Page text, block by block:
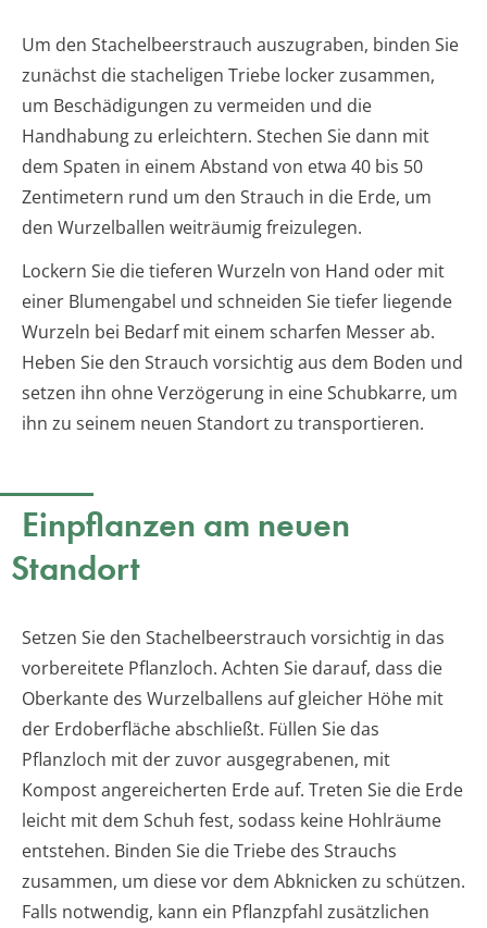
Um den Stachelbeerstrauch auszugraben, binden Sie
zunächst die stacheligen Triebe locker zusammen,
um Beschädigungen zu vermeiden und die
Handhabung zu erleichtern. Stechen Sie dann mit
dem Spaten in einem Abstand von etwa 40 bis 50
Zentimetern rund um den Strauch in die Erde, um
den Wurzelballen weiträumig freizulegen.
Lockern Sie die tieferen Wurzeln von Hand oder mit
einer Blumengabel und schneiden Sie tiefer liegende
Wurzeln bei Bedarf mit einem scharfen Messer ab.
Heben Sie den Strauch vorsichtig aus dem Boden und
setzen ihn ohne Verzögerung in eine Schubkarre, um
ihn zu seinem neuen Standort zu transportieren.
Einpflanzen am neuen
Standort
Setzen Sie den Stachelbeerstrauch vorsichtig in das
vorbereitete Pflanzloch. Achten Sie darauf, dass die
Oberkante des Wurzelballens auf gleicher Höhe mit
der Erdoberfläche abschließt. Füllen Sie das
Pflanzloch mit der zuvor ausgegrabenen, mit
Kompost angereicherten Erde auf. Treten Sie die Erde
leicht mit dem Schuh fest, sodass keine Hohlräume
entstehen. Binden Sie die Triebe des Strauchs
zusammen, um diese vor dem Abknicken zu schützen.
Falls notwendig, kann ein Pflanzpfahl zusätzlichen